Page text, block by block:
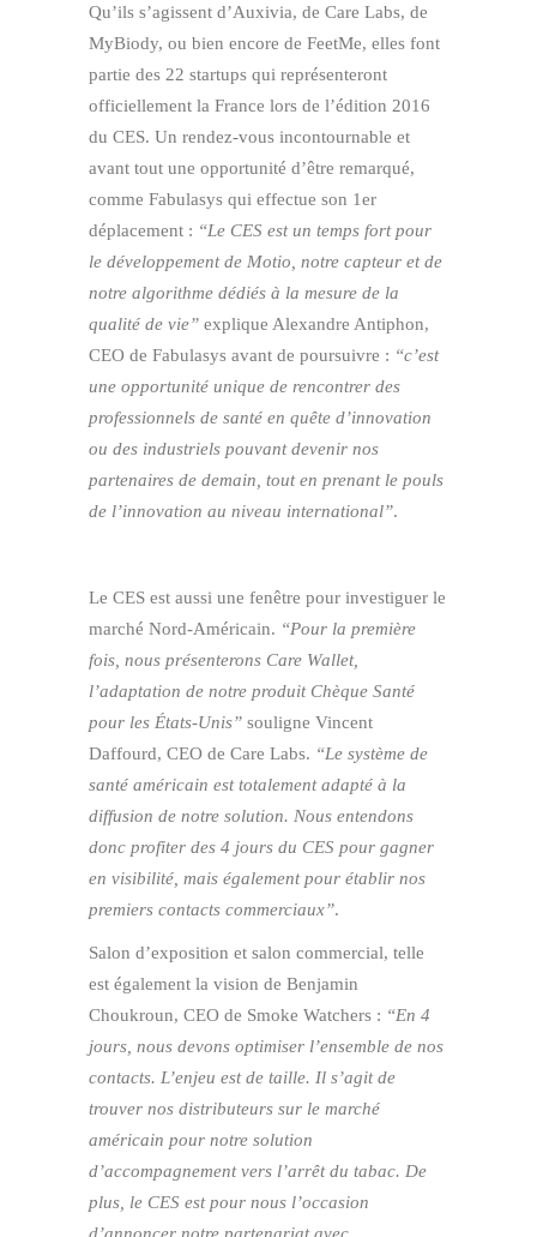
Qu’ils s’agissent d’Auxivia, de Care Labs, de
MyBiody, ou bien encore de FeetMe, elles font
partie des 22 startups qui représenteront
officiellement la France lors de l’édition 2016
du CES. Un rendez-vous incontournable et
avant tout une opportunité d’être remarqué,
comme Fabulasys qui effectue son 1er
déplacement : “Le CES est un temps fort pour
le développement de Motio, notre capteur et de
notre algorithme dédiés à la mesure de la
qualité de vie” explique Alexandre Antiphon,
CEO de Fabulasys avant de poursuivre : “c’est
une opportunité unique de rencontrer des
professionnels de santé en quête d’innovation
ou des industriels pouvant devenir nos
partenaires de demain, tout en prenant le pouls
de l’innovation au niveau international”.
Le CES est aussi une fenêtre pour investiguer le
marché Nord-Américain. “Pour la première
fois, nous présenterons Care Wallet,
l’adaptation de notre produit Chèque Santé
pour les États-Unis” souligne Vincent
Daffourd, CEO de Care Labs. “Le système de
santé américain est totalement adapté à la
diffusion de notre solution. Nous entendons
donc profiter des 4 jours du CES pour gagner
en visibilité, mais également pour établir nos
premiers contacts commerciaux”.
Salon d’exposition et salon commercial, telle
est également la vision de Benjamin
Choukroun, CEO de Smoke Watchers : “En 4
jours, nous devons optimiser l’ensemble de nos
contacts. L’enjeu est de taille. Il s’agit de
trouver nos distributeurs sur le marché
américain pour notre solution
d’accompagnement vers l’arrêt du tabac. De
plus, le CES est pour nous l’occasion